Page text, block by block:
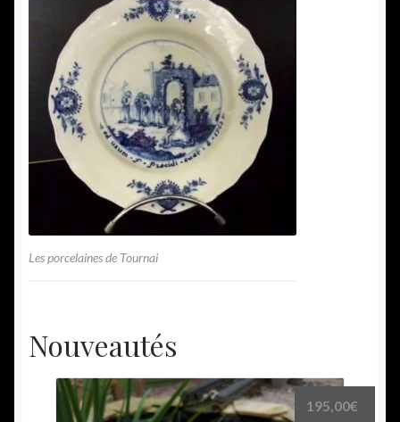
Les porcelaines de Tournai
Nouveautés
195,00€